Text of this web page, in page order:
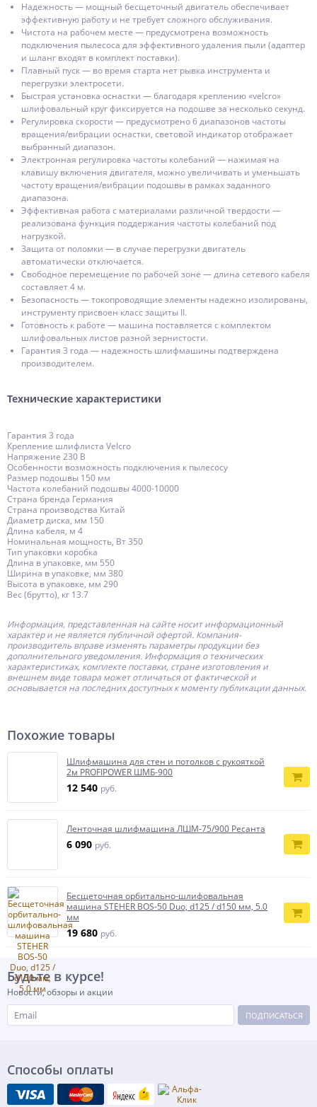
Надежность — мощный бесщеточный двигатель обеспечивает
эффективную работу и не требует сложного обслуживания.
Чистота на рабочем месте — предусмотрена возможность
подключения пылесоса для эффективного удаления пыли (адаптер
и шланг входят в комплект поставки).
Плавный пуск — во время старта нет рывка инструмента и
перегрузки электросети.
Быстрая установка оснастки — благодаря креплению «velcro»
шлифовальный круг фиксируется на подошве за несколько секунд.
Регулировка скорости — предусмотрено 6 диапазонов частоты
вращения/вибрации оснастки, световой индикатор отображает
выбранный диапазон.
Электронная регулировка частоты колебаний — нажимая на
клавишу включения двигателя, можно увеличивать и уменьшать
частоту вращения/вибрации подошвы в рамках заданного
диапазона.
Эффективная работа с материалами различной твердости —
реализована функция поддержания частоты колебаний под
нагрузкой.
Защита от поломки — в случае перегрузки двигатель
автоматически отключается.
Свободное перемещение по рабочей зоне — длина сетевого кабеля
составляет 4 м.
Безопасность — токопроводящие элементы надежно изолированы,
инструменту присвоен класс защиты II.
Готовность к работе — машина поставляется с комплектом
шлифовальных листов разной зернистости.
Гарантия 3 года — надежность шлифмашины подтверждена
производителем.
Технические характеристики
Гарантия 3 года
Крепление шлифлиста Velcro
Напряжение 230 В
Особенности возможность подключения к пылесосу
Размер подошвы 150 мм
Частота колебаний подошвы 4000-10000
Страна бренда Германия
Страна производства Китай
Диаметр диска, мм 150
Длина кабеля, м 4
Номинальная мощность, Вт 350
Тип упаковки коробка
Длина в упаковке, мм 550
Ширина в упаковке, мм 380
Высота в упаковке, мм 290
Вес (брутто), кг 13.7
Информация, представленная на сайте носит информационный
характер и не является публичной офертой. Компания-
производитель вправе изменять параметры продукции без
дополнительного уведомления. Информация о технических
характеристиках, комплекте поставки, стране изготовления и
внешнем виде товара может отличаться от фактической и
основывается на последних доступных к моменту публикации данных.
Похожие товары
Шлифмашина для стен и потолков с рукояткой
2м PROFIPOWER ШМБ-900
12 540 руб.
Ленточная шлифмашина ЛШМ-75/900 Ресанта
6 090 руб.
Бесщеточная орбитально-шлифовальная
машина STEHER BOS-50 Duo, d125 / d150 мм, 5.0
мм
19 680 руб.
Будьте в курсе!
Новости, обзоры и акции
ПОДПИСАТЬСЯ
Способы оплаты